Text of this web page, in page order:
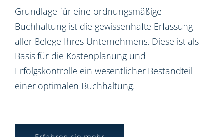
Grundlage für eine ordnungsmäßige
Buchhaltung ist die gewissenhafte Erfassung
aller Belege Ihres Unternehmens. Diese ist als
Basis für die Kostenplanung und
Erfolgskontrolle ein wesentlicher Bestandteil
einer optimalen Buchhaltung.